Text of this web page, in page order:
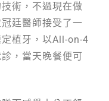
術，不過現在做
廷醫師接受了一
植牙，以All-on-4
，當天晚餐便可